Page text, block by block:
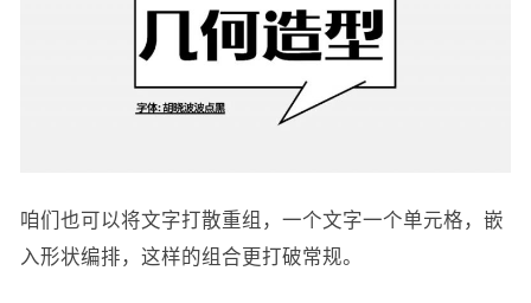
咱们也可以将文字打散重组，一个文字一个单元格，嵌
入形状编排，这样的组合更打破常规。